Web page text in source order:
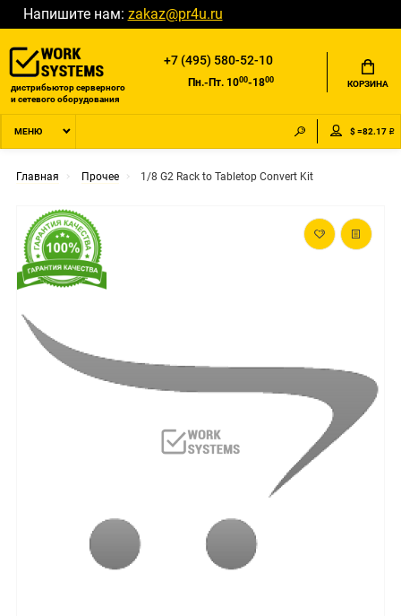
Напишите нам: zakaz@pr4u.ru
дистрибьютор серверного
и сетевого оборудования
+7 (495) 580-52-10
Пн.-Пт. 1000-1800 КОРЗИНА
МЕНЮ $ =82.17 ₽
Главная Прочее 1/8 G2 Rack to Tabletop Convert Kit